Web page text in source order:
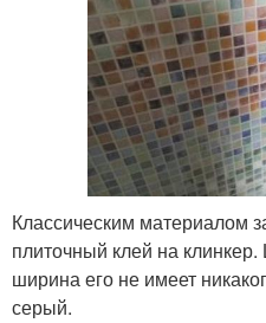
Классическим материалом
плиточный клей на
ширина его не имеет
серый.